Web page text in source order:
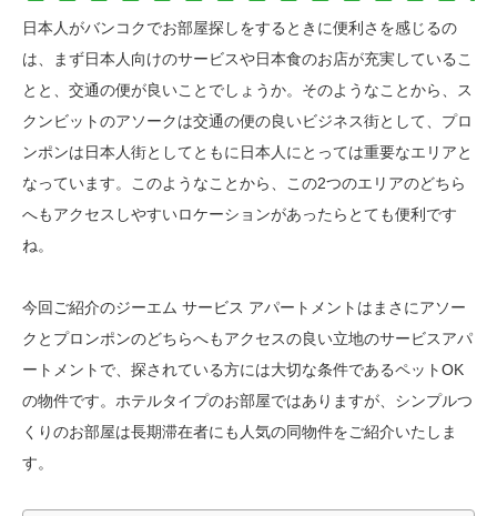
日本人がバンコクでお部屋探しをするときに便利さを感じるの
は、まず日本人向けのサービスや日本食のお店が充実しているこ
とと、交通の便が良いことでしょうか。そのようなことから、ス
クンビットのアソークは交通の便の良いビジネス街として、プロ
ンポンは日本人街としてともに日本人にとっては重要なエリアと
なっています。このようなことから、この2つのエリアのどちら
へもアクセスしやすいロケーションがあったらとても便利です
ね。
今回ご紹介のジーエム サービス アパートメントはまさにアソー
クとプロンポンのどちらへもアクセスの良い立地のサービスアパ
ートメントで、探されている方には大切な条件であるペットOK
の物件です。ホテルタイプのお部屋ではありますが、シンプルつ
くりのお部屋は長期滞在者にも人気の同物件をご紹介いたしま
す。